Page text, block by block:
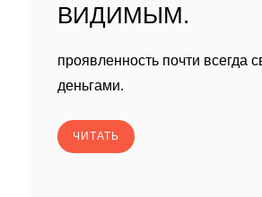
ВИДИМЫМ.
проявленность почти всегда
деньгами.
ЧИТАТЬ